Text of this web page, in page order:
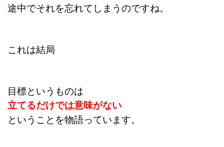
途中でそれを忘れてしまうのですね。
これは結局
目標というものは
立てるだけでは意味がない
ということを物語っています。